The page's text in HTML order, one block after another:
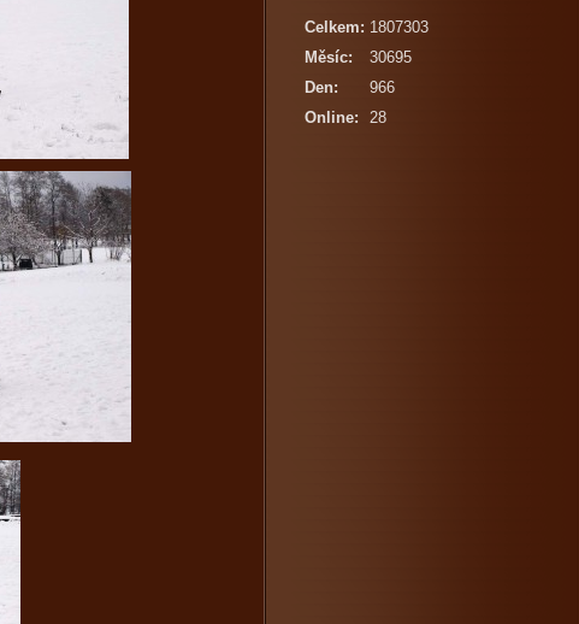
Online: 28
Celkem: 1807303
Měsíc:
30695
Den:
966